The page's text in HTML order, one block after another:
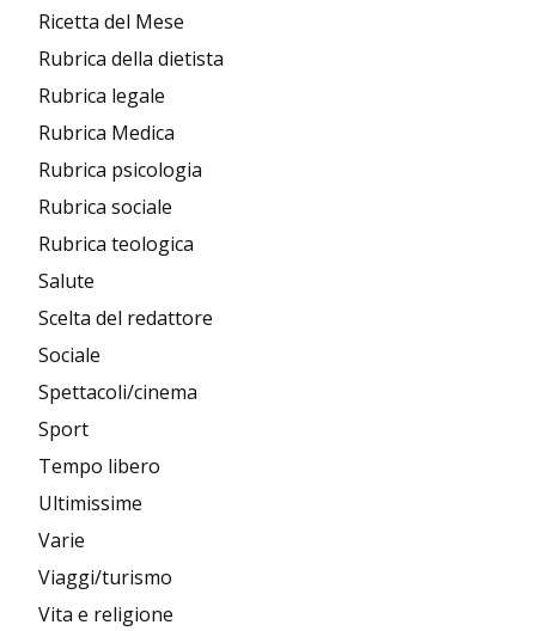
Ricetta del Mese
Rubrica della dietista
Rubrica legale
Rubrica Medica
Rubrica psicologia
Rubrica sociale
Rubrica teologica
Salute
Scelta del redattore
Sociale
Spettacoli/cinema
Sport
Tempo libero
Ultimissime
Varie
Viaggi/turismo
Vita e religione